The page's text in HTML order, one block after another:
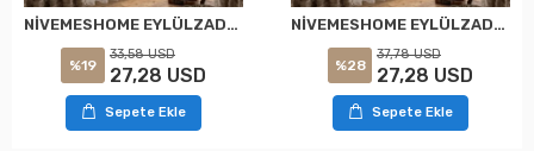
NİVEMESHOME EYLÜLZADE GOLD DETAY 1/2,5 PİLELİ TÜL PERDE APM
%19
33,58 USD
27,28 USD
Sepete Ekle
NİVEMESHOME EYLÜLZADE GOLD DETAY 1/3 PİLELİ TÜL PERDE APM
%28
37,78 USD
27,28 USD
Sepete Ekle